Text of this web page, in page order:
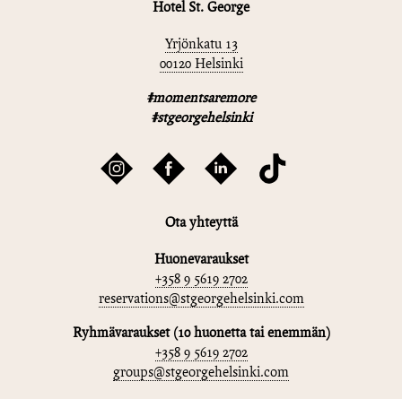
Hotel St. George
Yrjönkatu 13
00120 Helsinki
#momentsaremore
#stgeorgehelsinki
Ota yhteyttä
Huonevaraukset
+358 9 5619 2702
reservations@stgeorgehelsinki.com
Ryhmävaraukset (10 huonetta tai enemmän)
+358 9 5619 2702
groups@stgeorgehelsinki.com